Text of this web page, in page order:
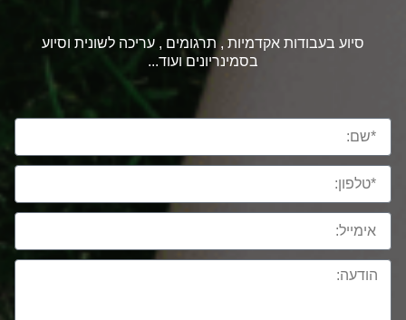
סיוע בעבודות אקדמיות , תרגומים , עריכה לשונית וסיוע
בסמינריונים ועוד...